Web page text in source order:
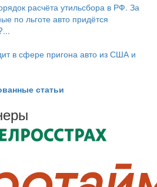
расчёта утильсбора в РФ. За
по льготе авто придётся
в сфере пригона авто из США и
статьи